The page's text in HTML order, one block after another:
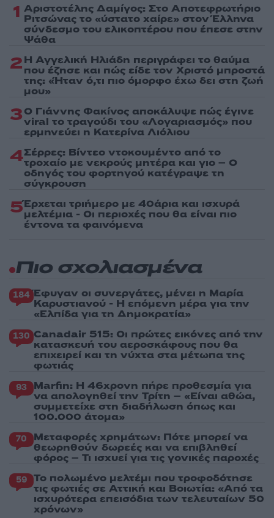
1 Αριστοτέλης Δαμίγος: Στο Αποτεφρωτήριο
Ριτσώνας το «ύστατο χαίρε» στον Έλληνα
σύνδεσμο του ελικοπτέρου που έπεσε στην
Ψάθα
2Η Αγγελική Ηλιάδη περιγράφει το θαύμα
που έζησε και πώς είδε τον Χριστό μπροστά
της: «Ήταν ό,τι πιο όμορφο έχω δει στη ζωή
μου»
3Ο Γιάννης Φακίνος αποκάλυψε πώς έγινε
viral το τραγούδι του «Λογαριασμός» που
ερμηνεύει η Κατερίνα Λιόλιου
4Σέρρες: Βίντεο ντοκουμέντο από το
τροχαίο με νεκρούς μητέρα και γιο – Ο
οδηγός του φορτηγού κατέγραψε τη
σύγκρουση
5Έρχεται τριήμερο με 40άρια και ισχυρά
μελτέμια - Οι περιοχές που θα είναι πιο
έντονα τα φαινόμενα
Πιο σχολιασμένα
184 Έφυγαν οι συνεργάτες, μένει η Μαρία
Καρυστιανού - Η επόμενη μέρα για την
«Ελπίδα για τη Δημοκρατία»
130 Canadair 515: Οι πρώτες εικόνες από την
κατασκευή του αεροσκάφους που θα
επιχειρεί και τη νύχτα στα μέτωπα της
φωτιάς
93 Marfin: Η 46χρονη πήρε προθεσμία για
να απολογηθεί την Τρίτη – «Είναι αθώα,
συμμετείχε στη διαδήλωση όπως και
100.000 άτομα»
70 Μεταφορές χρημάτων: Πότε μπορεί να
θεωρηθούν δωρεές και να επιβληθεί
φόρος – Τι ισχυεί για τις γονικές παροχές
59 Το πολωμένο μελτέμι που τροφοδότησε
τις φωτιές σε Αττική και Βοιωτία: «Από τα
ισχυρότερα επεισόδια των τελευταίων 50
χρόνων»